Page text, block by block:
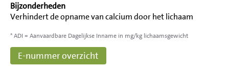
Bijzonderheden
Verhindert de opname van calcium door het lichaam
* ADI = Aanvaardbare Dagelijkse Inname in mg/kg lichaamsgewicht
E-nummer overzicht